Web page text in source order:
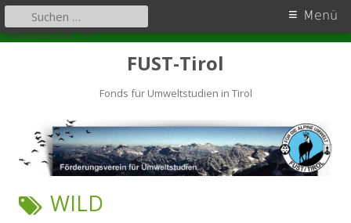
...WeiterlesenStatuten
" />Zum
springenFUST-Tirol
Fonds für Umweltstudien in Tirol
Primäres
Menü
Menü
Suchen
nach:
SCHLAGWORT:
WILD